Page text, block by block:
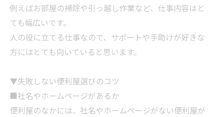
例えばお部屋の掃除や引っ越し作業など、仕事内容はと
ても幅広いです。
人の役に立てる仕事なので、サポートや手助けが好きな
方にはとても向いていると思います。
▼失敗しない便利屋選びのコツ
■社名やホームページがあるか
便利屋のなかには、社名やホームページがない便利屋が